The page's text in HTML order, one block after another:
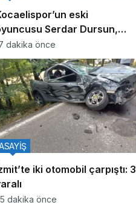
eski
Serdar Dursun,
FK’da
dakika önce
iki otomobil çarpıştı: 3
dakika önce